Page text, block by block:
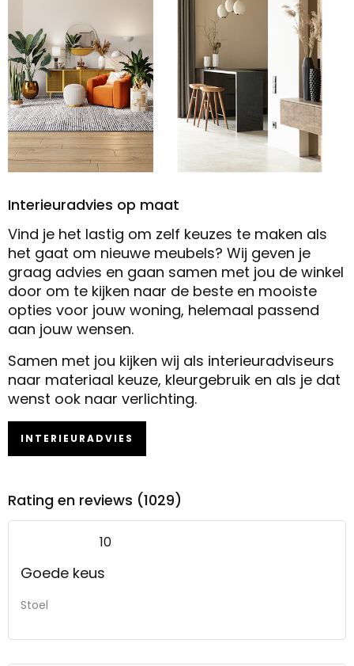
Interieuradvies op maat
Vind je het lastig om zelf keuzes te maken als
het gaat om nieuwe meubels? Wij geven je
graag advies en gaan samen met jou de winkel
door om te kijken naar de beste en mooiste
opties voor jouw woning, helemaal passend
aan jouw wensen.
Samen met jou kijken wij als interieuradviseurs
naar materiaal keuze, kleurgebruik en als je dat
wenst ook naar verlichting.
INTERIEURADVIES
Rating en reviews (1029)
10
Goede keus
Stoel